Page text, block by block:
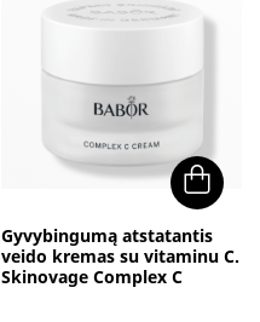
Gyvybingumą atstatantis
veido kremas su vitaminu C.
Skinovage Complex C